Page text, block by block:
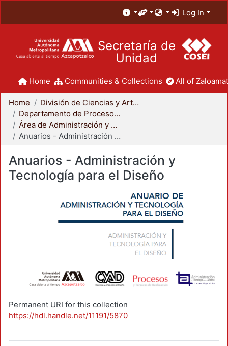
Log In
Secretaría de
Unidad
Home Communities & Collections All of
Home
División de Ciencias y Artes para el Diseño
Departamento de Procesos y Técnicas de Realización
Área de Administración y Tecnología para el Diseño
Anuarios - Administración y Tecnología para el Diseño
Anuarios - Administración y
Tecnología para el Diseño
Permanent URI for this collection
https://hdl.handle.net/11191/5870